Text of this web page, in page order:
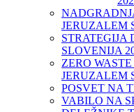
JERUZALEM
STRATEGIJA
SLOVENIJA
ZERO
JERUZALEM
POSVET NA
VABILO NA